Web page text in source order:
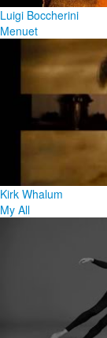
Luigi Boccherini
Menuet
Kirk Whalum
My All